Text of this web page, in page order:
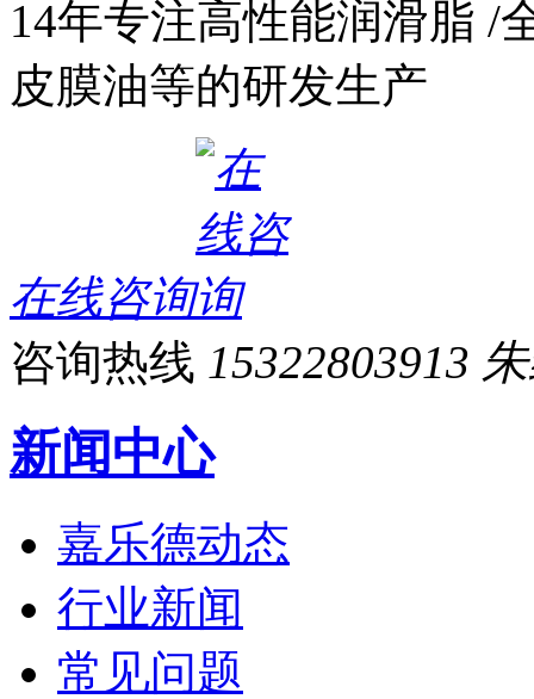
14年专注高性能润滑脂 /
皮膜油等的研发生产
在线咨询
咨询热线 15322803913
新闻中心
嘉乐德动态
行业新闻
常见问题